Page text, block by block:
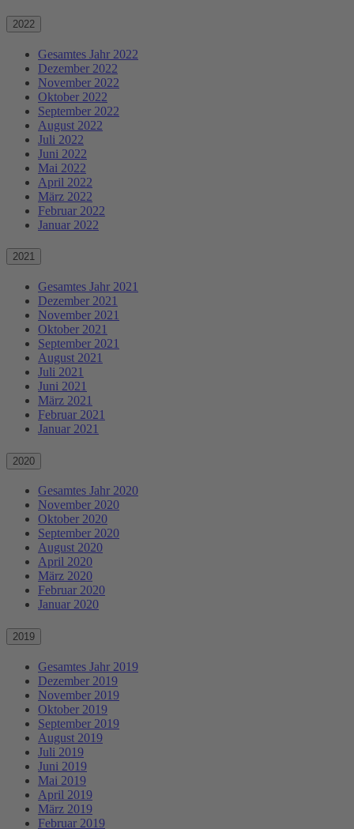
2022
Gesamtes Jahr 2022
Dezember 2022
November 2022
Oktober 2022
September 2022
August 2022
Juli 2022
Juni 2022
Mai 2022
April 2022
März 2022
Februar 2022
Januar 2022
2021
Gesamtes Jahr 2021
Dezember 2021
November 2021
Oktober 2021
September 2021
August 2021
Juli 2021
Juni 2021
März 2021
Februar 2021
Januar 2021
2020
Gesamtes Jahr 2020
November 2020
Oktober 2020
September 2020
August 2020
April 2020
März 2020
Februar 2020
Januar 2020
2019
Gesamtes Jahr 2019
Dezember 2019
November 2019
Oktober 2019
September 2019
August 2019
Juli 2019
Juni 2019
Mai 2019
April 2019
März 2019
Februar 2019